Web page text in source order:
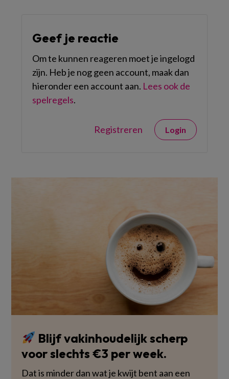
Geef je reactie
Om te kunnen reageren moet je ingelogd
zijn. Heb je nog geen account, maak dan
hieronder een account aan. Lees ook de
spelregels.
Registreren Login
Blijf vakinhoudelijk scherp
voor slechts €3 per week.
Dat is minder dan wat je kwijt bent aan een